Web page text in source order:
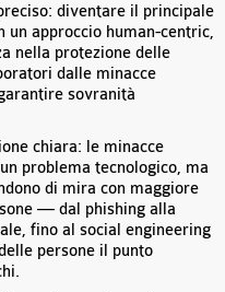
diventare il principale
un approccio human-centric,
nella protezione delle
dalle minacce
sovranità
chiara: le minacce
problema tecnologico, ma
di mira con maggiore
— dal phishing alla
fino al social engineering
persone il punto